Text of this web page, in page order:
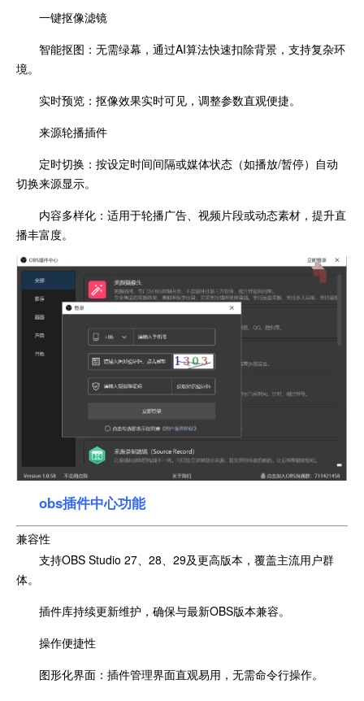
一键抠像滤镜
智能抠图：无需绿幕，通过AI算法快速扣除背景，支持复杂环
境。
实时预览：抠像效果实时可见，调整参数直观便捷。
来源轮播插件
定时切换：按设定时间间隔或媒体状态（如播放/暂停）自动
切换来源显示。
内容多样化：适用于轮播广告、视频片段或动态素材，提升直
播丰富度。
obs插件中心功能
兼容性
支持OBS Studio 27、28、29及更高版本，覆盖主流用户群
体。
插件库持续更新维护，确保与最新OBS版本兼容。
操作便捷性
图形化界面：插件管理界面直观易用，无需命令行操作。